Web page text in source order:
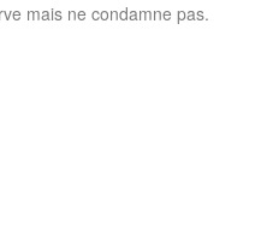
mais ne condamne pas.